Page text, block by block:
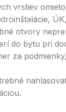
vrstiev
otvory
do bytu pri
za